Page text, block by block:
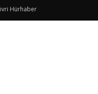
Hürhaber